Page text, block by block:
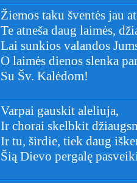
Žiemos taku šventės jau
Te atneša daug laimės,
Lai sunkios valandos
O laimės dienos slenka
Su Šv. Kalėdom!
Varpai gauskit aleliuja,
Ir chorai skelbkit
Ir tu, širdie, tiek daug
Šią Dievo pergalę